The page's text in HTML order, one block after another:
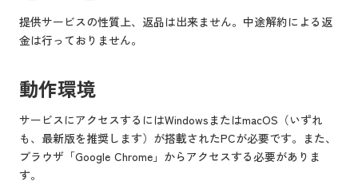
提供サービスの性質上、返品は出来ません。中途解約による返
金は行っておりません。
動作環境
サービスにアクセスするにはWindowsまたはmacOS（いずれ
も、最新版を推奨します）が搭載されたPCが必要です。また、
ブラウザ「Google Chrome」からアクセスする必要がありま
す。